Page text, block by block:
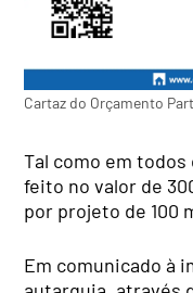
Cartaz do Orçamento
Tal como em
feito no valor de
por projeto de 100
Em comunicado à